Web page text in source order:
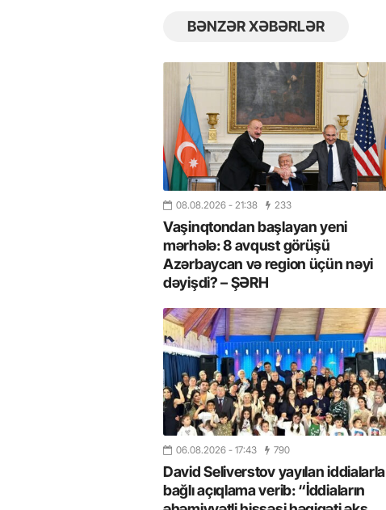
BƏNZƏR XƏBƏRLƏR
08.08.2026 - 21:38 233
Vaşinqtondan başlayan yeni
mərhələ: 8 avqust görüşü
Azərbaycan və region üçün nəyi
dəyişdi? – ŞƏRH
06.08.2026 - 17:43 790
David Seliverstov yayılan iddialarla
bağlı açıqlama verib: “İddiaların